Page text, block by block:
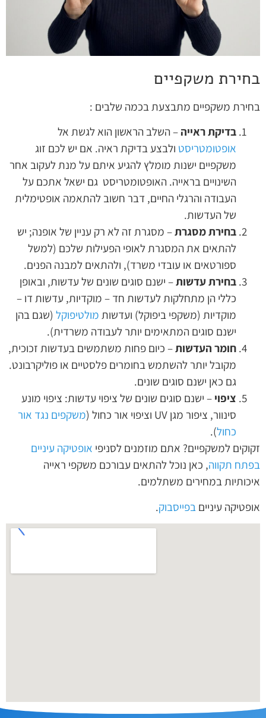
בחירת משקפיים
בחירת משקפיים מתבצעת בכמה שלבים :
בדיקת ראייה – השלב הראשון הוא לגשת אל
אופטומטריסט ולבצע בדיקת ראיה. אם יש לכם זוג
משקפיים ישנות מומלץ להגיע איתם על מנת לעקוב אחר
השינויים בראייה. האופטומטריסט גם ישאל אתכם על
העבודה והרגלי החיים, דבר חשוב להתאמה אופטימלית
של העדשות.
בחירת מסגרת– מסגרת זה לא רק עניין של אופנה; יש
להתאים את המסגרת לאופי הפעילות שלכם (למשל
ספורטאים או עובדי משרד), ולהתאים למבנה הפנים.
בחירת עדשות– ישנם סוגים שונים של עדשות, ובאופן
כללי הן מתחלקות לעדשות חד – מוקדיות, עדשות דו –
מוקדיות (משקפי ביפוקל) ועדשות מולטיפוקל (שגם בהן
ישנם סוגים המתאימים יותר לעבודה משרדית).
חומר העדשות– כיום פחות משתמשים בעדשות זכוכית,
מקובל יותר להשתמש בחומרים פלסטיים או פוליקרבונט.
גם כאן ישנם סוגים שונים.
ציפוי – ישנם סוגים שונים של ציפוי עדשות: ציפוי מונע
סינוור, ציפור מגן UV וציפוי אור כחול (
משקפים נגד אור
כחול).
זקוקים למשקפיים? אתם מוזמנים לסניפי אופטיקה עיניים
בפתח תקווה, כאן נוכל להתאים עבורכם משקפי ראייה
איכותיות במחירים משתלמים.
אופטיקה עיניים בפייסבוק.